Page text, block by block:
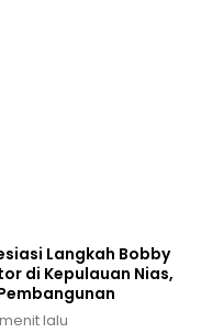
Langkah Bobby
di Kepulauan Nias,
lalu